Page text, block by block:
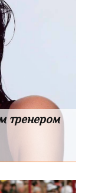
тренером